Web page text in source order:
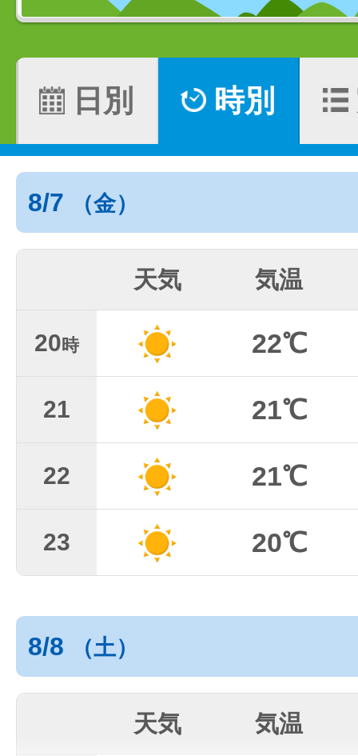
日別 時別
8/7 （金）
天気 気温
20時 22℃
21 21℃
22 21℃
23 20℃
8/8 （土）
天気 気温